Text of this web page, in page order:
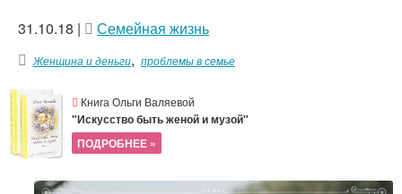
31.10.18 | Семейная жизнь
Женщина и деньги, проблемы в семье
Книга Ольги Валяевой
"Искусство быть женой и музой"
ПОДРОБНЕЕ »